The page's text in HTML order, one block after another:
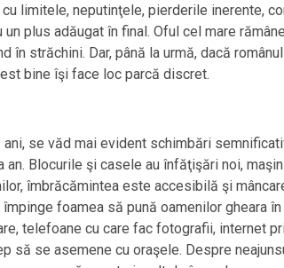
limitele, neputinţele, pierderile inerente,
plus adăugat în final. Oful cel mare
în străchini. Dar, până la urmă, dacă
bine îşi face loc parcă discret.
se văd mai evident schimbări
Blocurile şi casele au înfăţişări noi,
îmbrăcămintea este accesibilă şi
foamea să pună oamenilor gheara
telefoane cu care fac fotografii, internet
să se asemene cu oraşele. Despre